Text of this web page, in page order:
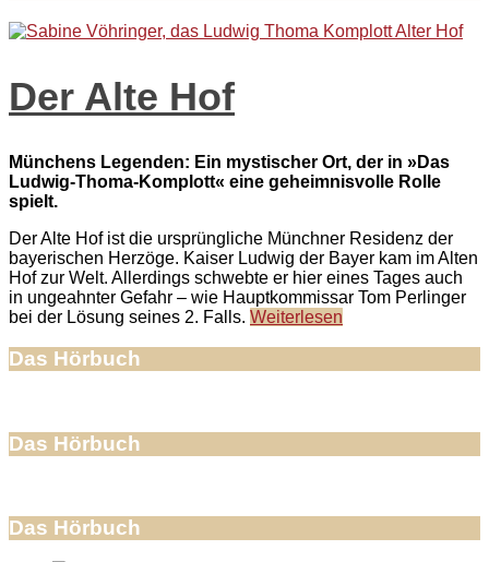
Der Alte Hof
Münchens Legenden: Ein mystischer Ort, der in »Das
Ludwig-Thoma-Komplott« eine geheimnisvolle Rolle
spielt.
Der Alte Hof ist die ursprüngliche Münchner Residenz der
bayerischen Herzöge. Kaiser Ludwig der Bayer kam im Alten
Hof zur Welt. Allerdings schwebte er hier eines Tages auch
in ungeahnter Gefahr – wie Hauptkommissar Tom Perlinger
bei der Lösung seines 2. Falls. Weiterlesen
Das Hörbuch
Das Hörbuch
Das Hörbuch